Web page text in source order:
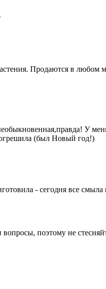
Продаются в любом
У
(был Новый год!)
- сегодня все
поэтому не